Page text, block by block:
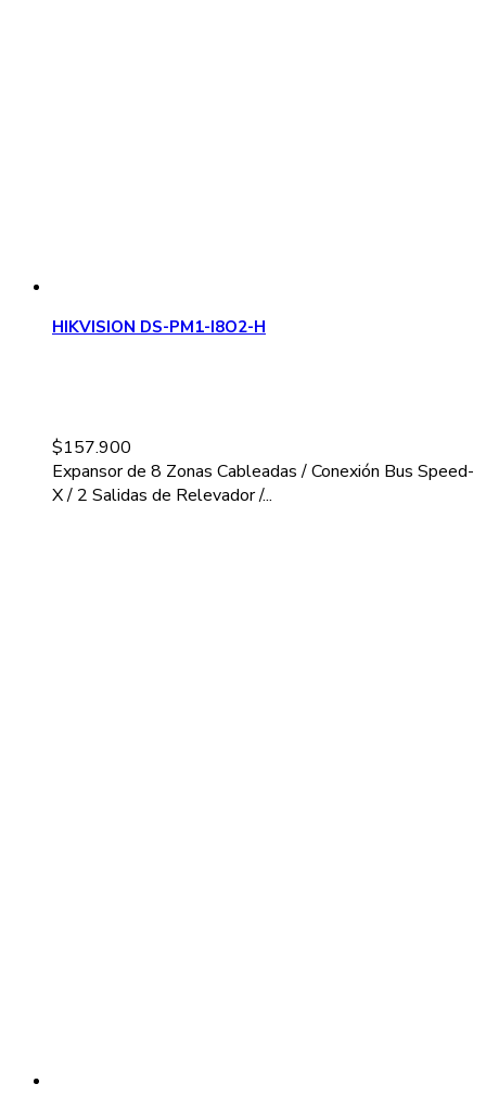
HIKVISION DS-PM1-I8O2-H
$157.900
Expansor de 8 Zonas Cableadas / Conexión Bus Speed-
X / 2 Salidas de Relevador /...